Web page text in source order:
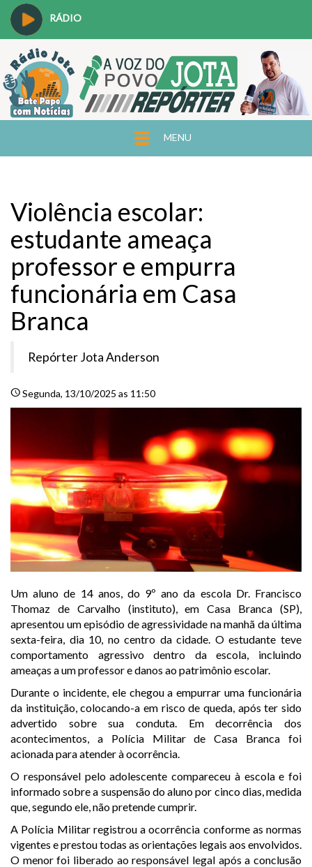
RÁDIO
MENU
Violência escolar:
estudante ameaça
professor e empurra
funcionária em Casa
Branca
Repórter Jota Anderson
scheduleSegunda, 13/10/2025 as 11:50
Um aluno de 14 anos, do 9º ano da escola Dr. Francisco
Thomaz de Carvalho (instituto), em Casa Branca (SP),
apresentou um episódio de agressividade na manhã da última
sexta-feira, dia 10, no centro da cidade. O estudante teve
comportamento agressivo dentro da escola, incluindo
ameaças a um professor e danos ao patrimônio escolar.
Durante o incidente, ele chegou a empurrar uma funcionária
da instituição, colocando-a em risco de queda, após ter sido
advertido sobre sua conduta. Em decorrência dos
acontecimentos, a Polícia Militar de Casa Branca foi
acionada para atender à ocorrência.
O responsável pelo adolescente compareceu à escola e foi
informado sobre a suspensão do aluno por cinco dias, medida
que, segundo ele, não pretende cumprir.
A Polícia Militar registrou a ocorrência conforme as normas
vigentes e prestou todas as orientações legais aos envolvidos.
O menor foi liberado ao responsável legal após a conclusão